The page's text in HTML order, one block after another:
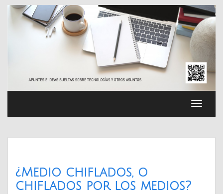
Saltar
contenido
¿Medio chiflados, o
chiflados por los medios?